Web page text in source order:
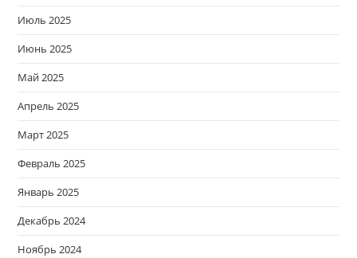
Июль 2025
Июнь 2025
Май 2025
Апрель 2025
Март 2025
Февраль 2025
Январь 2025
Декабрь 2024
Ноябрь 2024